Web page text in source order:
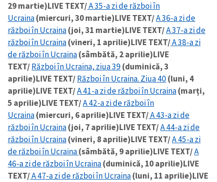
29 martie)LIVE TEXT/A 35-a zi de război în
Ucraina(miercuri, 30 martie)LIVE TEXT/A 36-a zi de
război în Ucraina(joi, 31 martie)LIVE TEXT/A 37-a zi de
război în Ucraina(vineri, 1 aprilie)LIVE TEXT/A 38-a zi
de război în Ucraina(sâmbătă, 2 aprilie)LIVE
TEXT/Război în Ucraina, ziua 39(duminică, 3
aprilie)LIVE TEXT/Război în Ucraina. Ziua 40(luni, 4
aprilie)LIVE TEXT/A 41-a zi de război în Ucraina(marți,
5 aprilie)LIVE TEXT/A 42-a zi de război în
Ucraina(miercuri, 6 aprilie)LIVE TEXT/A 43-a zi de
război în Ucraina(joi, 7 aprilie)LIVE TEXT/A 44-a zi de
război în Ucraina(vineri, 8 aprilie)LIVE TEXT/A 45-a zi
de război în Ucraina(sâmbătă, 9 aprilie)LIVE TEXT/A
46-a zi de război în Ucraina(duminică, 10 aprilie)LIVE
TEXT/A 47-a zi de război în Ucraina(luni, 11 aprilie)LIVE